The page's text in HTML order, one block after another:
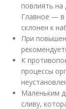
повлиять на
Главное — в
склонен к
При
К
процессы
Маленьким
сливу,